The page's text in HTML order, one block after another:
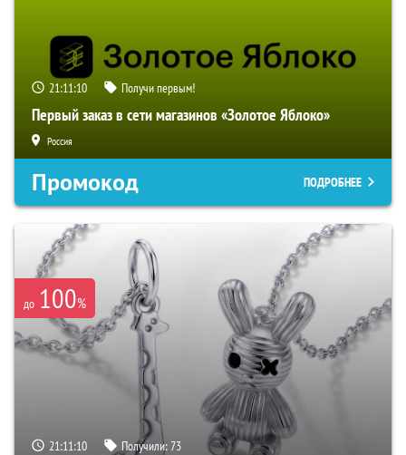
21:11:08 Получи первым!
Первый заказ в сети магазинов «Золотое Яблоко»
Россия
Промокод ПОДРОБНЕЕ
до 100%
21:11:08 Получили:73